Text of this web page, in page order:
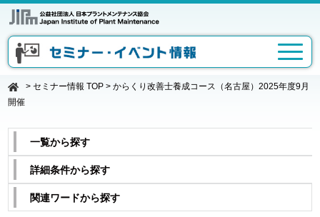
>セミナー情報 TOP >からくり改善士養成コース（名古屋）2025年度9月
開催
一覧から探す
詳細条件から探す
関連ワードから探す